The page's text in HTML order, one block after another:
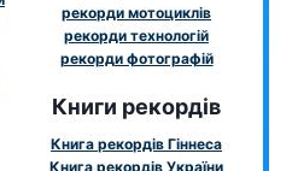
рекорди мотоциклів
рекорди технологій
рекорди фотографій
Книги рекордів
Книга рекордів Гіннеса
Книга рекордів України